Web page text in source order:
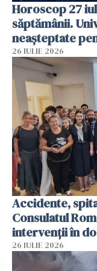
Horoscop 27
săptămânii.
neașteptate
26 IULIE 2026
Accidente,
Consulatul
intervenții în
26 IULIE 2026